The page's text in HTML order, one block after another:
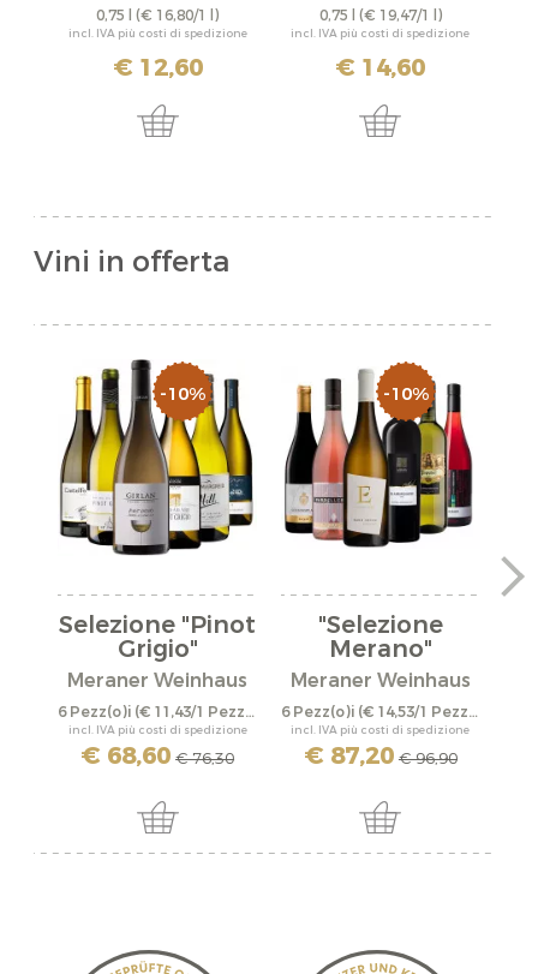
0,75 l(€ 16,80/1 l)
incl. IVA più costi di spedizione
€ 12,60
0,75 l (€ 19,47/1 l)
incl. IVA più costi di spedizione
€ 14,60
Vini in offerta
-10%
Selezione "Pinot
Grigio"
Meraner Weinhaus
6 Pezz(o)i (€ 11,43/1 Pezz(o)i)
incl. IVA più costi di spedizione
€ 68,60 € 76,30
-10%
"Selezione
Merano"
Meraner Weinhaus
6 Pezz(o)i (€ 14,53/1 Pezz(o)i)
incl. IVA più costi di spedizione
€ 87,20 € 96,90